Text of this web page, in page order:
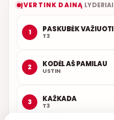
ĮVERTINK DAINĄ LYDERIAI
1 PASKUBĖK VAŽIUOTI
T3
2 KODĖL AŠ PAMILAU
USTIN
3 KAŽKADA
T3